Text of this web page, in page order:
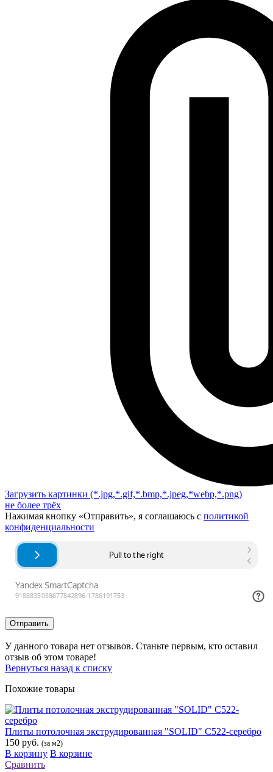
Загрузить картинки (*.jpg,*.gif,*.bmp,*.jpeg,*webp,*.png)
не более трёх
Нажимая кнопку «Отправить», я соглашаюсь с политикой
конфиденциальности
Отправить
У данного товара нет отзывов. Станьте первым, кто оставил
отзыв об этом товаре!
Вернуться назад к списку
Похожие товары
Плиты потолочная экструдированная "SOLID" С522-серебро
150 руб. (за м2)
В корзину В корзине
Сравнить